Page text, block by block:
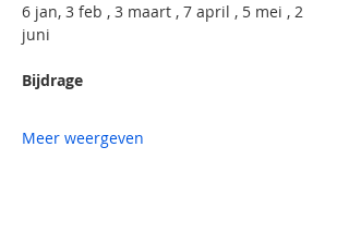
6 jan, 3 feb , 3 maart , 7 april , 5 mei , 2
juni
Bijdrage
Meer weergeven